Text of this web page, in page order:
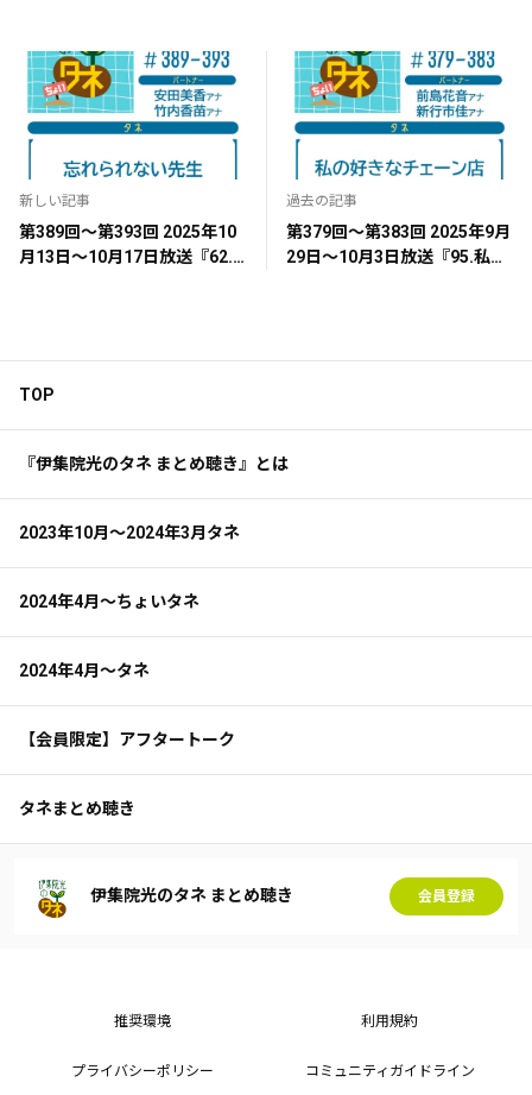
新しい記事
第389回～第393回 2025年10
月13日～10月17日放送『62.
過去の記事
第379回～第383回 2025年9月
29日～10月3日放送『95.私の
TOP
『伊集院光のタネ まとめ聴き』とは
2023年10月～2024年3月タネ
2024年4月～ちょいタネ
2024年4月～タネ
【会員限定】アフタートーク
タネまとめ聴き
伊集院光のタネ まとめ聴き 会員登録
推奨環境 利用規約
プライバシーポリシー コミュニティガイドライン